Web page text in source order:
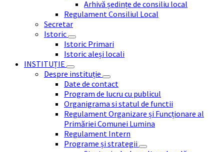
Arhivă ședințe de consiliu local
Regulament Consiliul Local
Secretar
Istoric
Istoric Primari
Istoric aleși locali
INSTITUȚIE
Despre instituție
Date de contact
Program de lucru cu publicul
Organigrama si statul de functii
Regulament Organizare și Funcționare al
Primăriei Comunei Lumina
Regulament Intern
Programe și strategii